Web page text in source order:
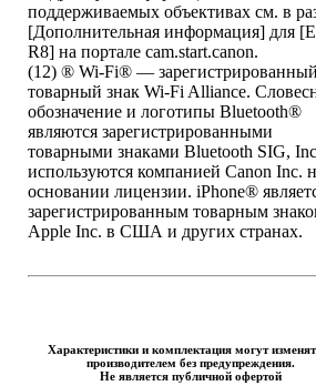
поддерживаемых объективах см. в
[Дополнительная информация] для
R8] на портале cam.start.canon.
(12) ® Wi-Fi® —
товарный знак Wi-Fi Alliance.
обозначение и логотипы Bluetooth®
являются зарегистрированными
товарными знаками Bluetooth SIG,
используются компанией Canon Inc.
основании лицензии. iPhone®
зарегистрированным товарным
Apple Inc. в США и других странах.
Характеристики и комплектация могут
производителем без предупреждения.
Не является публичной офертой